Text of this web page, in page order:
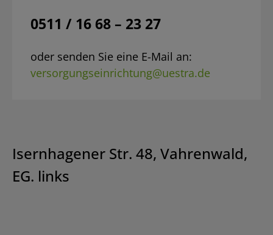
Isernhagener Str. 48, Vahrenwald,
EG. links
0511 / 16 68 – 23 27
oder senden Sie eine E-Mail an:
versorgungseinrichtung@uestra.de